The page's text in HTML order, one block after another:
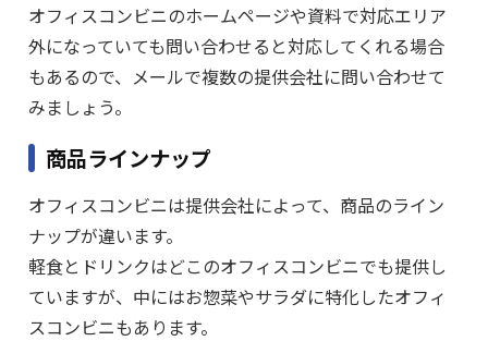
オフィスコンビニのホームページや資料で対応エリア
外になっていても問い合わせると対応してくれる場合
もあるので、メールで複数の提供会社に問い合わせて
みましょう。
商品ラインナップ
オフィスコンビニは提供会社によって、商品のライン
ナップが違います。
軽食とドリンクはどこのオフィスコンビニでも提供し
ていますが、中にはお惣菜やサラダに特化したオフィ
スコンビニもあります。